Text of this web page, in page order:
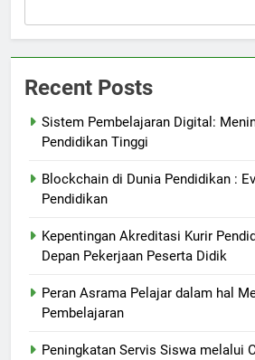
Recent Posts
Sistem Pembelajaran Digital:
Pendidikan Tinggi
Blockchain di Dunia Pendidikan :
Pendidikan
Kepentingan Akreditasi Kurir
Depan Pekerjaan Peserta Didik
Peran Asrama Pelajar dalam hal
Pembelajaran
Peningkatan Servis Siswa melalui